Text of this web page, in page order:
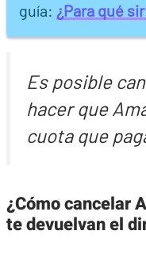
guía: ¿Para qué
Es posible
hacer que
cuota que
¿Cómo cancelar
te devuelvan el